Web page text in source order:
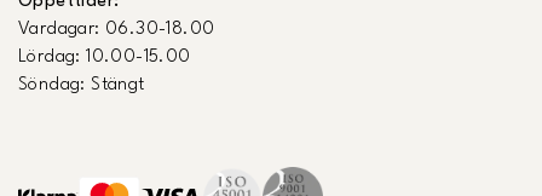
Vardagar: 06.30-18.00
Lördag: 10.00-15.00
Söndag: Stängt